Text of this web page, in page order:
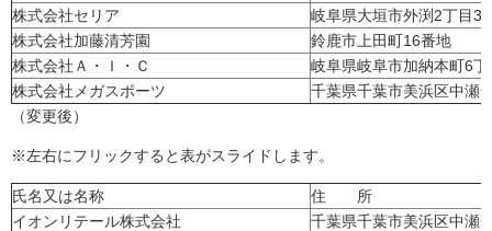
株式会社セリア
岐阜県大垣市外渕2丁目
株式会社加藤清芳園
鈴鹿市上田町16番地
株式会社Ａ・Ｉ・Ｃ
岐阜県岐阜市加納本町6
株式会社メガスポーツ
千葉県千葉市美浜区中瀬
（変更後）
※左右にフリックすると表がスライドします。
氏名又は名称
住 所
イオンリテール株式会社
千葉県千葉市美浜区中瀬